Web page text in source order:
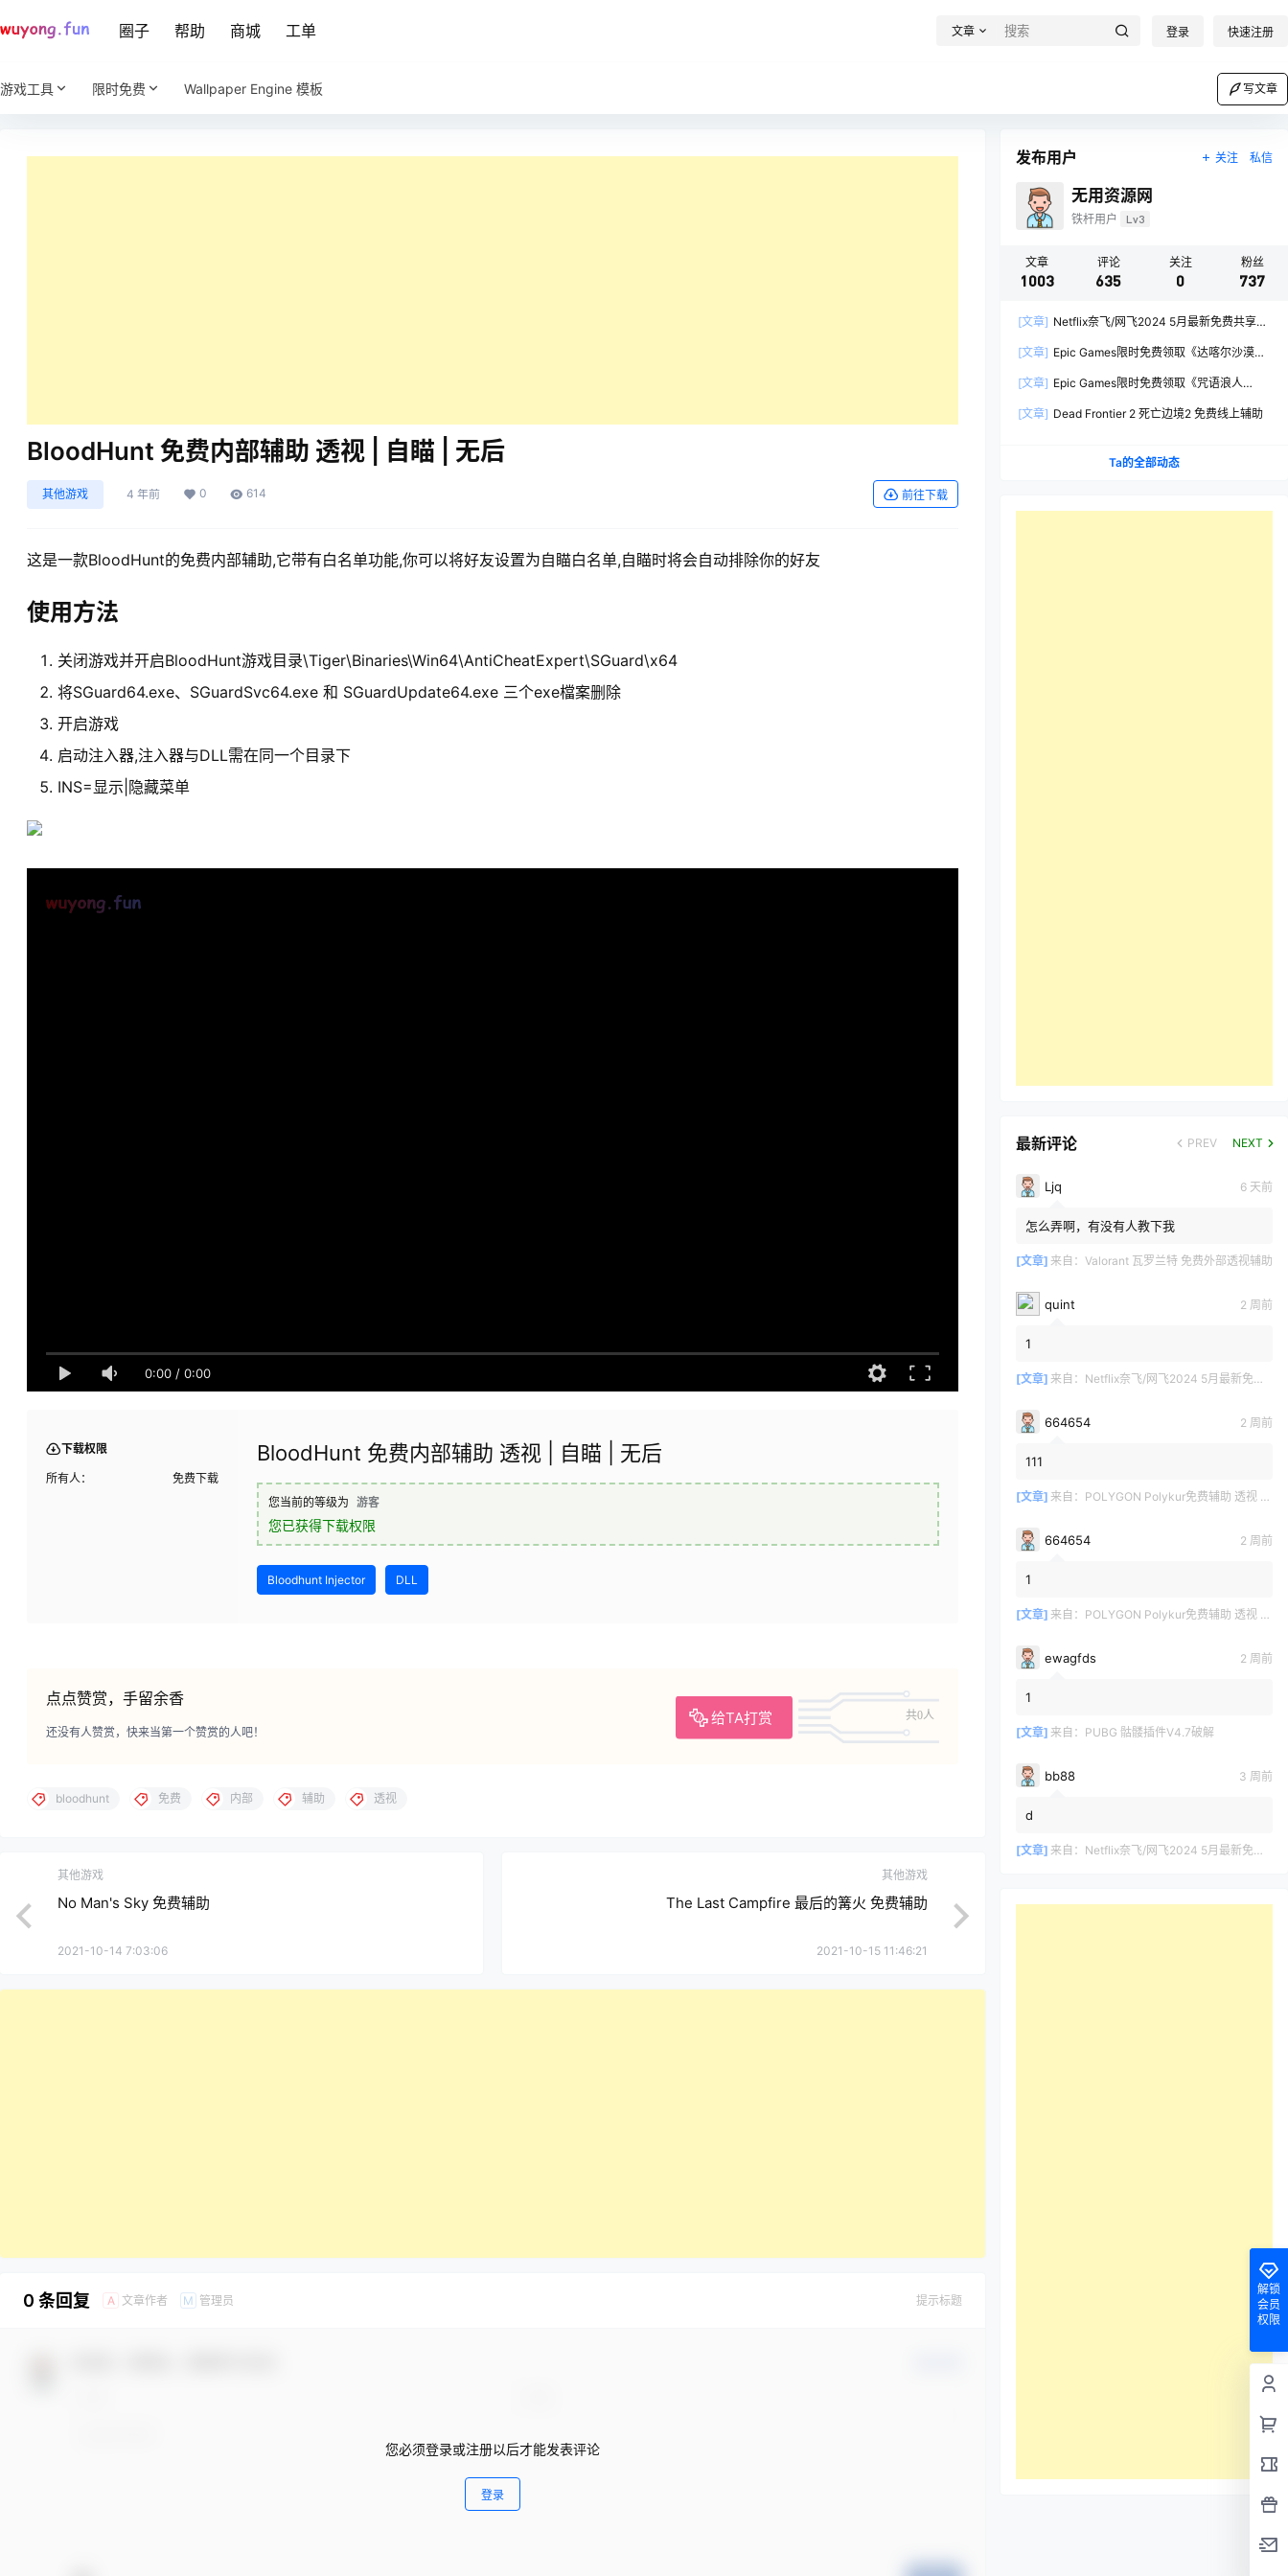
圈子 帮助 商城 工单 文章 登录 快速注册
游戏工具 限时免费 Wallpaper Engine 模板 写文章
BloodHunt 免费内部辅助 透视 | 自瞄 | 无后
其他游戏 4 年前 0 614 前往下载
这是一款BloodHunt的免费内部辅助,它带有白名单功能,你可以将好友设置为自瞄白名单,自瞄时将会自动排除你的好友
使用方法
关闭游戏并开启BloodHunt游戏目录\Tiger\Binaries\Win64\AntiCheatExpert\SGuard\x64
将SGuard64.exe、SGuardSvc64.exe 和 SGuardUpdate64.exe 三个exe檔案删除
开启游戏
启动注入器,注入器与DLL需在同一个目录下
INS=显示|隐藏菜单
0:00 / 0:00
下载权限
所有人： 免费下载
BloodHunt 免费内部辅助 透视 | 自瞄 | 无后
您当前的等级为 游客
您已获得下载权限
Bloodhunt Injector DLL
点点赞赏，手留余香
给TA打赏 共0人
还没有人赞赏，快来当第一个赞赏的人吧！
bloodhunt 免费 内部 辅助 透视
其他游戏
No Man's Sky 免费辅助
2021-10-14 7:03:06
其他游戏
The Last Campfire 最后的篝火 免费辅助
2021-10-15 11:46:21
0 条回复 A 文章作者 M 管理员 提示标题
您必须登录或注册以后才能发表评论
登录
发布用户 关注 私信
无用资源网
铁杆用户 Lv3
文章
1003
评论
635
关注
0
粉丝
737
[文章] Netflix奈飞/网飞2024 5月最新免费共享账
[文章] Epic Games限时免费领取《达喀尔沙漠拉
[文章] Epic Games限时免费领取《咒语浪人
[文章] Dead Frontier 2 死亡边境2 免费线上辅助
Ta的全部动态
最新评论 PREV NEXT
Ljq 6 天前
怎么弄啊，有没有人教下我
[文章] 来自： Valorant 瓦罗兰特 免费外部透视辅助
quint 2 周前
1
[文章] 来自： Netflix奈飞/网飞2024 5月最新免费共享账号
664654 2 周前
111
[文章] 来自： POLYGON Polykur免费辅助 透视 无后座 v2.1
664654 2 周前
1
[文章] 来自： POLYGON Polykur免费辅助 透视 无后座 v2.1
ewagfds 2 周前
1
[文章] 来自： PUBG 骷髅插件V4.7破解
bb88 3 周前
d
[文章] 来自： Netflix奈飞/网飞2024 5月最新免费共享账号
解锁
会员
权限